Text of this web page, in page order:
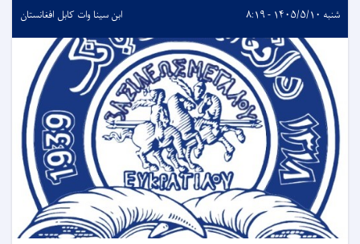
شنبه ۱۴۰۵/۵/۱۰ - ۸:۱۹ ابن سینا وات کابل افغانستان